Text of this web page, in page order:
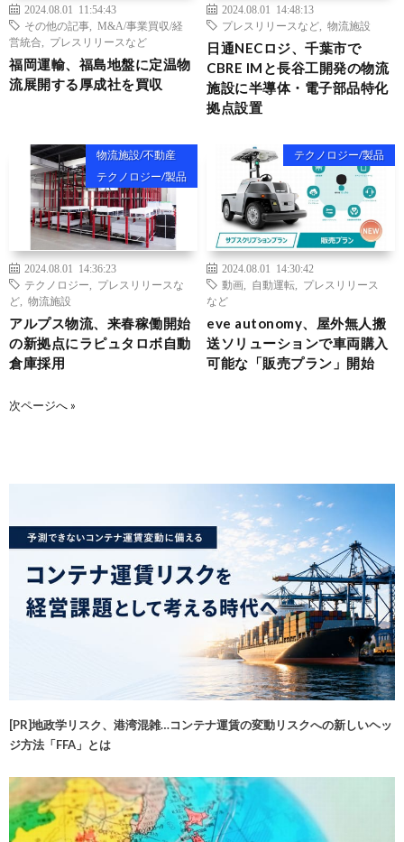
2024.08.01 11:54:43
その他の記事
M&A/事業買収/経
営統合
プレスリリースなど
福岡運輸、福島地盤に定温物
流展開する厚成社を買収
2024.08.01 14:48:13
プレスリリースなど
物流施設
日通NECロジ、千葉市で
CBRE IMと長谷工開発の物流
施設に半導体・電子部品特化
拠点設置
物流施設/不動産
テクノロジー/製品
2024.08.01 14:36:23
テクノロジー
プレスリリースな
ど
物流施設
アルプス物流、来春稼働開始
の新拠点にラピュタロボ自動
倉庫採用
テクノロジー/製品
2024.08.01 14:30:42
動画
自動運転
プレスリリース
など
eve autonomy、屋外無人搬
送ソリューションで車両購入
可能な「販売プラン」開始
次ページへ »
[PR]地政学リスク、港湾混雑…コンテナ運賃の変動リスクへの新しいヘッ
ジ方法「FFA」とは